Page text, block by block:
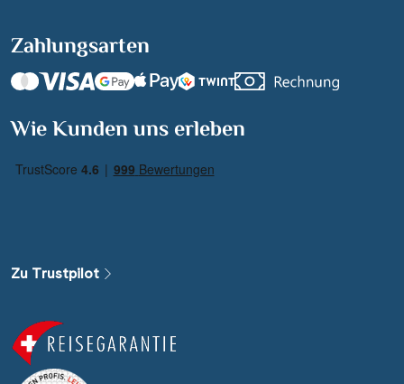
Zahlungsarten
Wie Kunden uns erleben
Zu Trustpilot
Suchen & Buchen
Alle Gewässer
Alle Schiffe